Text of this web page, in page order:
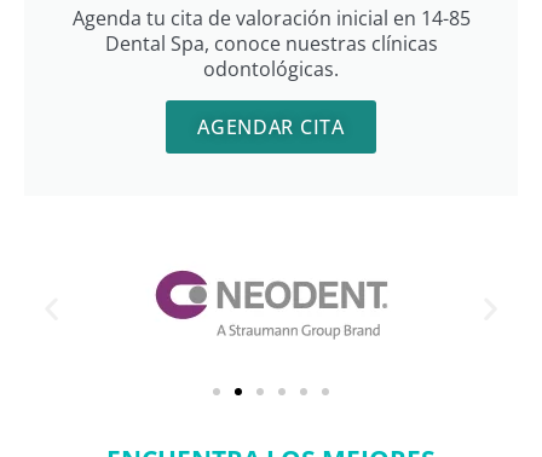
Agenda tu cita de valoración inicial en 14-85
Dental Spa, conoce nuestras clínicas
odontológicas.
AGENDAR CITA